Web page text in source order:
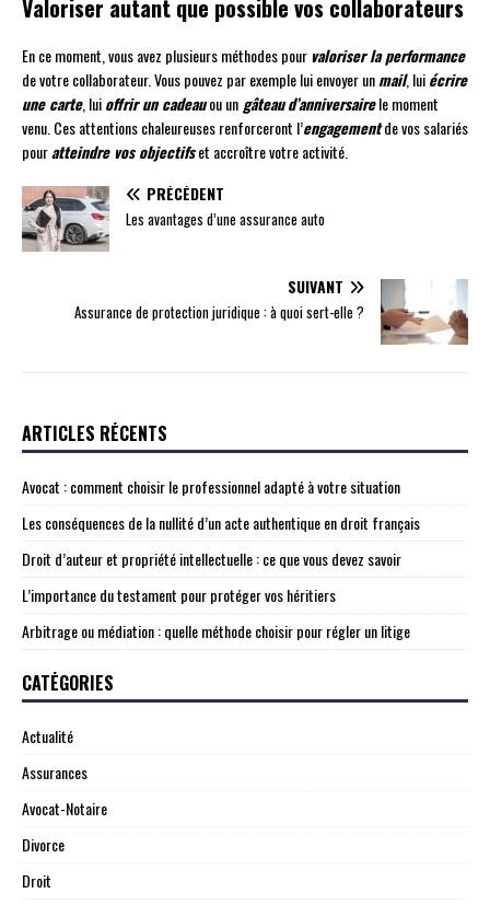
Valoriser autant que possible vos collaborateurs
En ce moment, vous avez plusieurs méthodes pourvaloriser la performance
de votre collaborateur. Vous pouvez par exemple lui envoyer unmail, luiécrire
une carte, luioffrir un cadeauou un gâteaud’anniversairele moment
venu. Ces attentions chaleureuses renforceront l’engagementde vos salariés
pouratteindre vos objectifset accroître votre activité.
PRÉCÉDENT
Les avantages d’une assurance auto
SUIVANT
Assurance de protection juridique : à quoi sert-elle ?
ARTICLES RÉCENTS
Avocat : comment choisir le professionnel adapté à votre situation
Les conséquences de la nullité d’un acte authentique en droit français
Droit d’auteur et propriété intellectuelle : ce que vous devez savoir
L’importance du testament pour protéger vos héritiers
Arbitrage ou médiation : quelle méthode choisir pour régler un litige
CATÉGORIES
Actualité
Assurances
Avocat-Notaire
Divorce
Droit